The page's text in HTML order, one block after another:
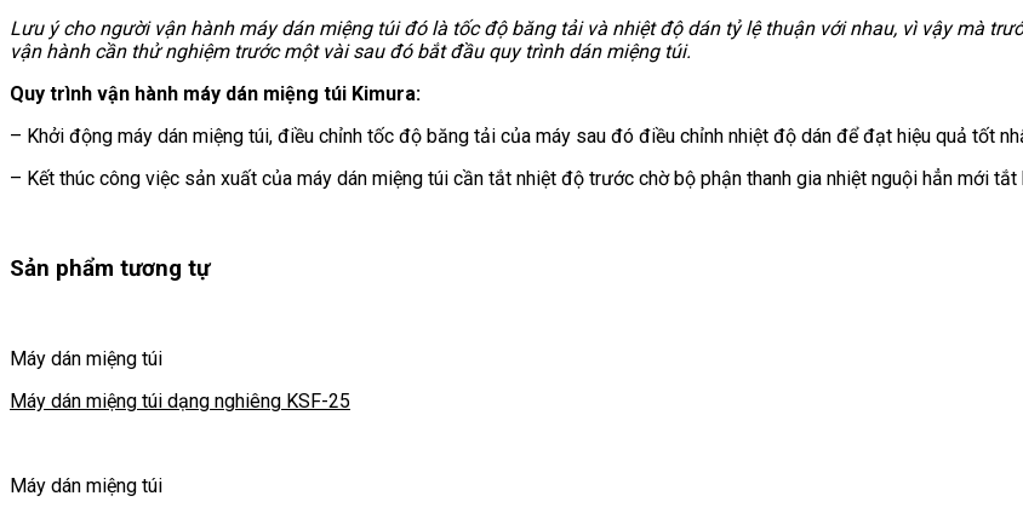
Lưu ý cho người vận hành máy dán miệng túi đó là tốc độ băng tải và nhiệt độ dán tỷ lệ thuận với nhau, vì vậy mà
vận hành cần thử nghiệm trước một vài sau đó bắt đầu quy trình dán miệng túi.
Quy trình vận hành máy dán miệng túi Kimura:
– Khởi động máy dán miệng túi, điều chỉnh tốc độ băng tải của máy sau đó điều chỉnh nhiệt độ dán để đạt hiệu quả tốt
– Kết thúc công việc sản xuất của máy dán miệng túi cần tắt nhiệt độ trước chờ bộ phận thanh gia nhiệt nguội hẳn mới
Sản phẩm tương tự
Máy dán miệng túi
Máy dán miệng túi dạng nghiêng KSF-25
Máy dán miệng túi